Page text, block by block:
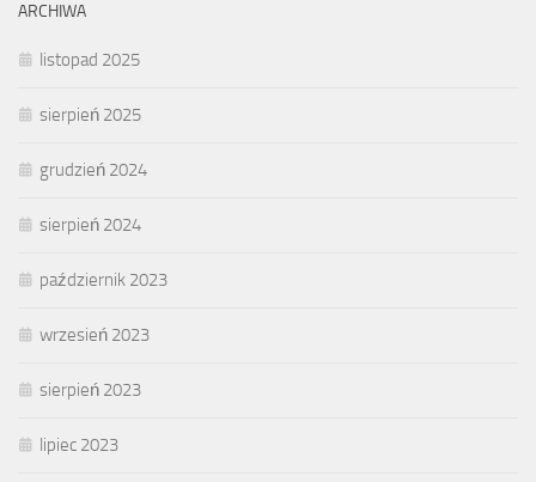
ARCHIWA
listopad 2025
sierpień 2025
grudzień 2024
sierpień 2024
październik 2023
wrzesień 2023
sierpień 2023
lipiec 2023